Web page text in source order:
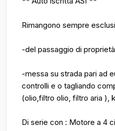
Rimangono sempre
-del passaggio di
-messa su strada pari ad
controlli e o tagliando
(olio,filtro olio, filtro aria ),
Di serie con : Motore a 4